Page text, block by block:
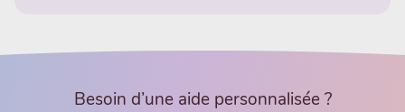
Besoin d’une aide personnalisée ?